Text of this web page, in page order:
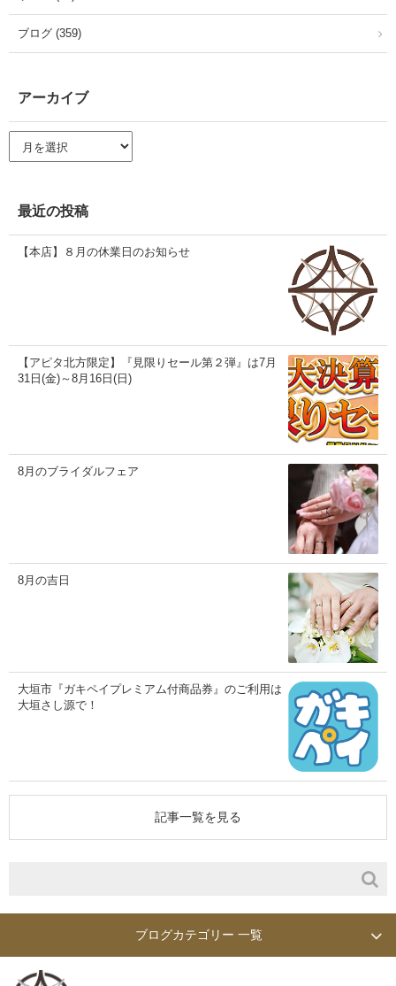
ブログ (359)
アーカイブ
ー
ブ
最近の投稿
【本店】８月の休業日のお知らせ
【アピタ北方限定】『見限りセール第２弾』は7月
31日(金)～8月16日(日)
8月のブライダルフェア
8月の吉日
大垣市『ガキペイプレミアム付商品券』のご利用は
大垣さし源で！
記事一覧を見る
ブログカテゴリー 一覧